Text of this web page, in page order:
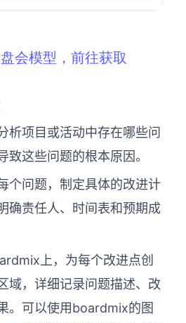
会模型，前往获取
析项目或活动中存在哪些问
致这些问题的根本原因。
个问题，制定具体的改进计
确责任人、时间表和预期成
上，为每个改进点创
域，详细记录问题描述、改
。可以使用boardmix的图